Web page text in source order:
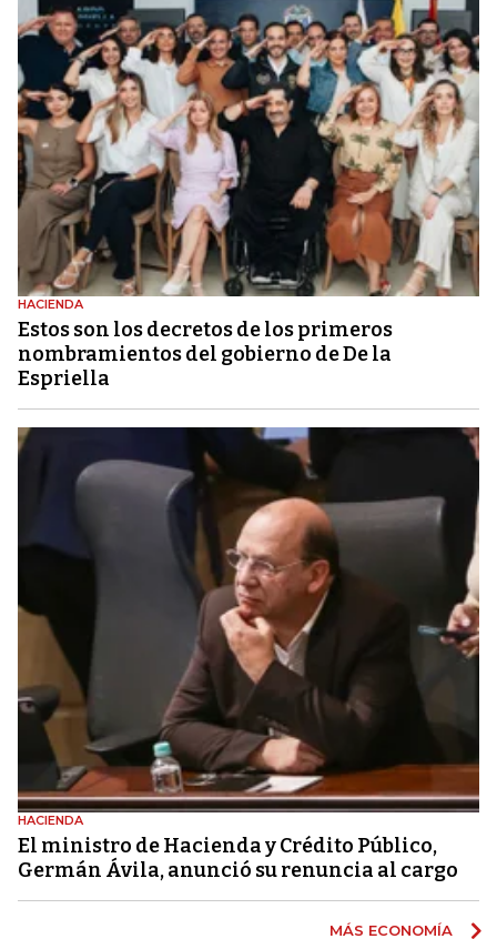
HACIENDA
Estos son los decretos de los primeros
nombramientos del gobierno de De la
Espriella
HACIENDA
El ministro de Hacienda y Crédito Público,
Germán Ávila, anunció su renuncia al cargo
MÁS ECONOMÍA